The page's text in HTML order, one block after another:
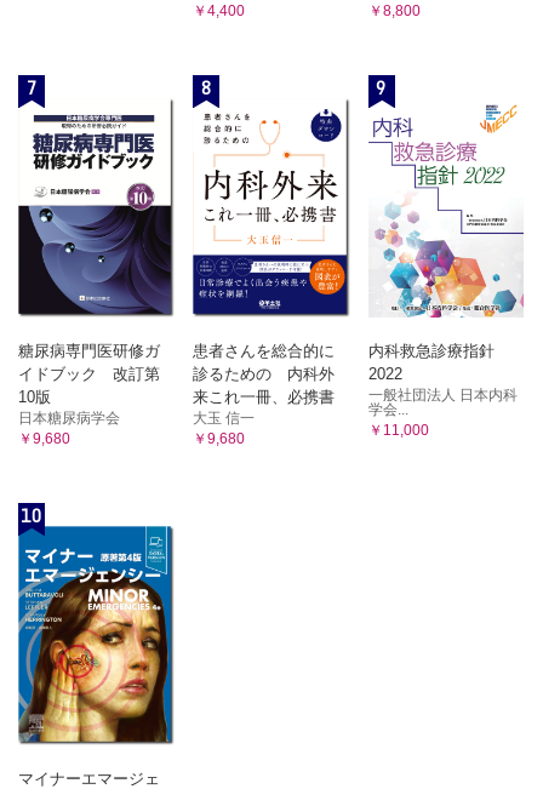
￥4,400
￥8,800
7
糖尿病専門医研修ガ
イドブック 改訂第
10版
日本糖尿病学会
￥9,680
8
患者さんを総合的に
診るための 内科外
来これ一冊、必携書
大玉 信一
￥9,680
9
内科救急診療指針
2022
一般社団法人 日本内科
学会...
￥11,000
10
マイナーエマージェ